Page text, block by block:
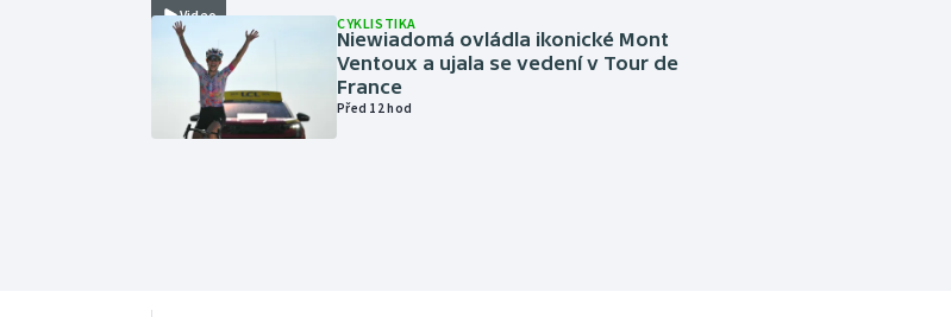
Video CYKLISTIKA
Niewiadomá ovládla ikonické Mont
Ventoux a ujala se vedení v Tour de
France
Před 12 hod